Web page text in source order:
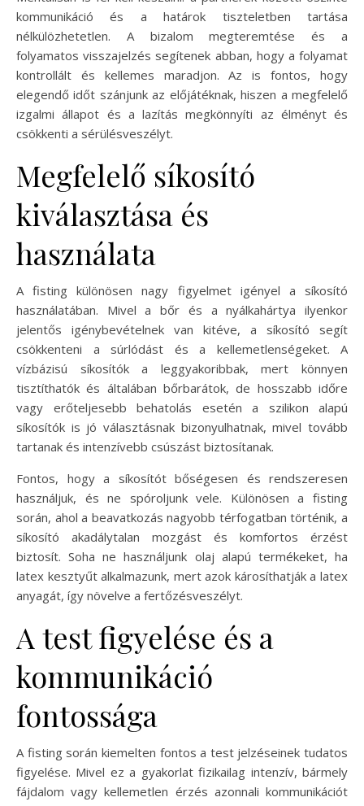
kommunikáció és a határok tiszteletben tartása
nélkülözhetetlen. A bizalom megteremtése és a
folyamatos visszajelzés segítenek abban, hogy a folyamat
kontrollált és kellemes maradjon. Az is fontos, hogy
elegendő időt szánjunk az előjátéknak, hiszen a megfelelő
izgalmi állapot és a lazítás megkönnyíti az élményt és
csökkenti a sérülésveszélyt.
Megfelelő síkosító
kiválasztása és
használata
A fisting különösen nagy figyelmet igényel a síkosító
használatában. Mivel a bőr és a nyálkahártya ilyenkor
jelentős igénybevételnek van kitéve, a síkosító segít
csökkenteni a súrlódást és a kellemetlenségeket. A
vízbázisú síkosítók a leggyakoribbak, mert könnyen
tisztíthatók és általában bőrbarátok, de hosszabb időre
vagy erőteljesebb behatolás esetén a szilikon alapú
síkosítók is jó választásnak bizonyulhatnak, mivel tovább
tartanak és intenzívebb csúszást biztosítanak.
Fontos, hogy a síkosítót bőségesen és rendszeresen
használjuk, és ne spóroljunk vele. Különösen a fisting
során, ahol a beavatkozás nagyobb térfogatban történik, a
síkosító akadálytalan mozgást és komfortos érzést
biztosít. Soha ne használjunk olaj alapú termékeket, ha
latex kesztyűt alkalmazunk, mert azok károsíthatják a latex
anyagát, így növelve a fertőzésveszélyt.
A test figyelése és a
kommunikáció
fontossága
A fisting során kiemelten fontos a test jelzéseinek tudatos
figyelése. Mivel ez a gyakorlat fizikailag intenzív, bármely
fájdalom vagy kellemetlen érzés azonnali kommunikációt